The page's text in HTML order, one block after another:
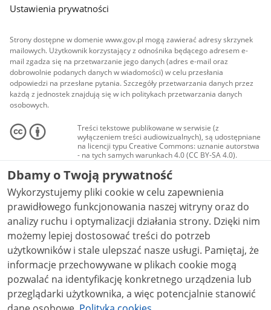
Ustawienia prywatności
Strony dostępne w domenie www.gov.pl mogą zawierać adresy skrzynek
mailowych. Użytkownik korzystający z odnośnika będącego adresem e-
mail zgadza się na przetwarzanie jego danych (adres e-mail oraz
dobrowolnie podanych danych w wiadomości) w celu przesłania
odpowiedzi na przesłane pytania. Szczegóły przetwarzania danych przez
każdą z jednostek znajdują się w ich politykach przetwarzania danych
osobowych.
Treści tekstowe publikowane w serwisie (z
wyłączeniem treści audiowizualnych), są udostępniane
na licencji typu Creative Commons: uznanie autorstwa
- na tych samych warunkach 4.0 (CC BY-SA 4.0).
Materiały audiowizualne, w tym zdjęcia, materiały
audio i wideo, są udostępniane na licencji typu
Creative Commons: uznanie autorstwa użycie
niekomercyjne - bez utworów zależnych 4.0 (CC BY-
NC-ND 4.0), o ile nie jest to stwierdzone inaczej.
Dbamy o Twoją prywatność
Wykorzystujemy pliki cookie w celu zapewnienia
prawidłowego funkcjonowania naszej witryny oraz do
analizy ruchu i optymalizacji działania strony. Dzięki nim
możemy lepiej dostosować treści do potrzeb
użytkowników i stale ulepszać nasze usługi. Pamiętaj, że
informacje przechowywane w plikach cookie mogą
pozwalać na identyfikację konkretnego urządzenia lub
przeglądarki użytkownika, a więc potencjalnie stanowić